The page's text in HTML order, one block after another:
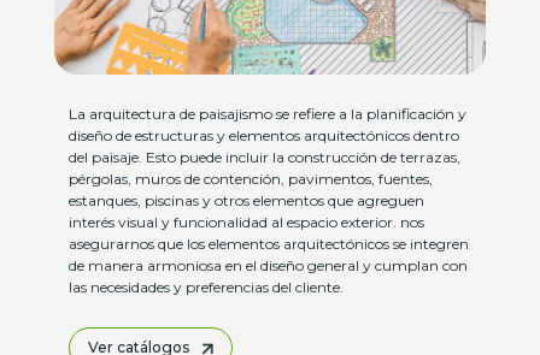
La arquitectura de paisajismo se refiere a la planificación y
diseño de estructuras y elementos arquitectónicos dentro
del paisaje. Esto puede incluir la construcción de terrazas,
pérgolas, muros de contención, pavimentos, fuentes,
estanques, piscinas y otros elementos que agreguen
interés visual y funcionalidad al espacio exterior. nos
asegurarnos que los elementos arquitectónicos se integren
de manera armoniosa en el diseño general y cumplan con
las necesidades y preferencias del cliente.
Ver catálogos